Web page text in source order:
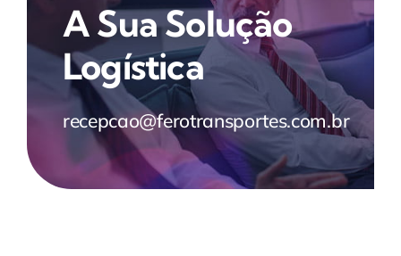
A Sua Solução
Logística
recepcao@ferotransportes.com.br